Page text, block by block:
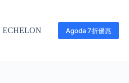
ECHELON Agoda 7折優惠